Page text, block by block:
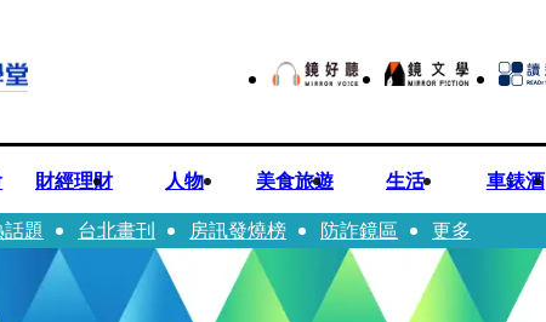
財經理財 人物 美食旅遊 生活 車錶酒
話題 台北畫刊 房訊發燒榜 防詐鏡區 更多